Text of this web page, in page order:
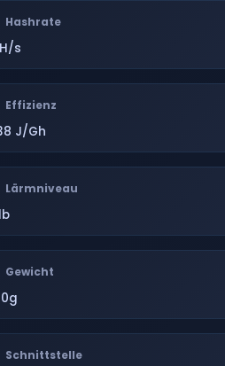
Hashrate
s
Effizienz
J/Gh
Lärmniveau
Gewicht
Schnittstelle